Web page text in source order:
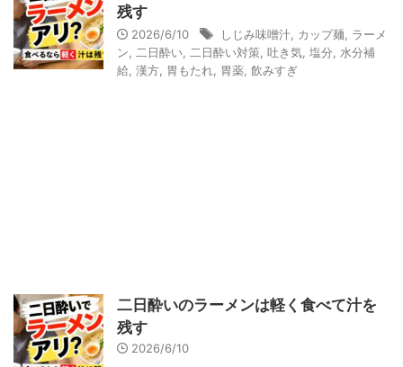
残す
2026/6/10 しじみ味噌汁 カップ麺
ラーメ
ン
二日酔い 二日酔い対策 吐き気 塩分
水分補
給 漢方 胃もたれ 胃薬 飲みすぎ
二日酔いのラーメンは軽く食べて汁を
残す
2026/6/10